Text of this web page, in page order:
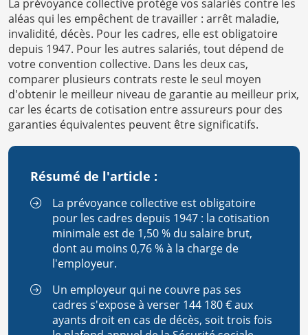
La prévoyance collective protège vos salariés contre les
aléas qui les empêchent de travailler : arrêt maladie,
invalidité, décès. Pour les cadres, elle est obligatoire
depuis 1947. Pour les autres salariés, tout dépend de
votre convention collective. Dans les deux cas,
comparer plusieurs contrats reste le seul moyen
d'obtenir le meilleur niveau de garantie au meilleur prix,
car les écarts de cotisation entre assureurs pour des
garanties équivalentes peuvent être significatifs.
Résumé de l'article :
La prévoyance collective est obligatoire
pour les cadres depuis 1947 : la cotisation
minimale est de 1,50 % du salaire brut,
dont au moins 0,76 % à la charge de
l'employeur.
Un employeur qui ne couvre pas ses
cadres s'expose à verser 144 180 € aux
ayants droit en cas de décès, soit trois fois